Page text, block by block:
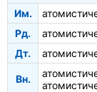
Им.
Рд.
Дт.
Вн.